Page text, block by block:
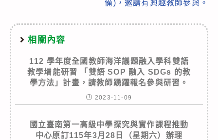
備)，邀請有興趣教師參與。
相關內容
112 學年度全國教師海洋議題融入學科雙語
教學增能研習 「雙語 SOP 融入 SDGs 的教
學方法」計畫，請教師踴躍報名參與研習。
2023-11-09
國立臺南第一高級中學探究與實作課程推動
中心原訂115年3月28日（星期六）辦理